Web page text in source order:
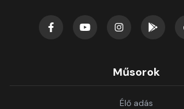
Műsorok
Élő adás